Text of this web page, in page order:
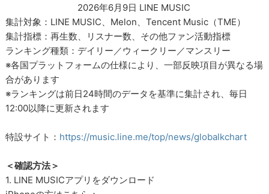
2026年6月9日 LINE MUSIC
集計対象：LINE MUSIC、Melon、Tencent Music（TME）
集計指標：再生数、リスナー数、その他ファン活動指標
ランキング種類：デイリー／ウィークリー／マンスリー
※各国プラットフォームの仕様により、一部反映項目が異なる場
合があります
※ランキングは前日24時間のデータを基準に集計され、毎日
12:00以降に更新されます
特設サイト： https://music.line.me/top/news/globalkchart
＜確認方法＞
1. LINE MUSICアプリをダウンロード